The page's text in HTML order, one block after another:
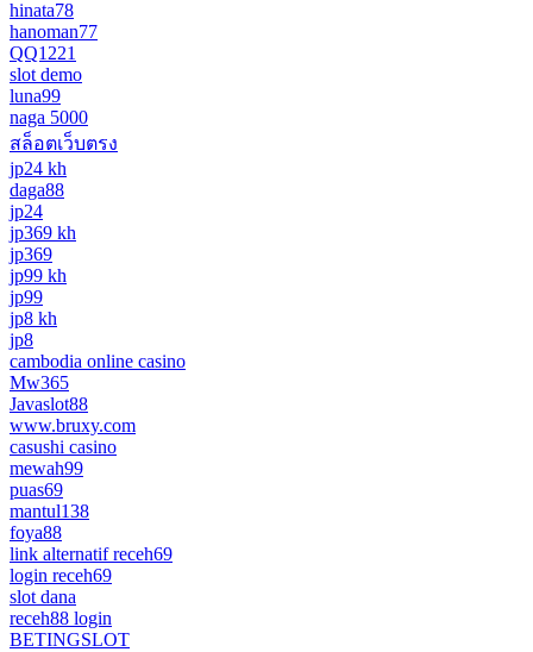
hinata78
hanoman77
QQ1221
slot demo
luna99
naga 5000
สล็อตเว็บตรง
jp24 kh
daga88
jp24
jp369 kh
jp369
jp99 kh
jp99
jp8 kh
jp8
cambodia online casino
Mw365
Javaslot88
www.bruxy.com
casushi casino
mewah99
puas69
mantul138
foya88
link alternatif receh69
login receh69
slot dana
receh88 login
BETINGSLOT